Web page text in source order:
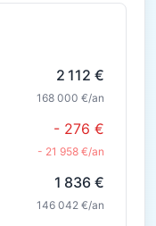
2 112 €
168 000 €/an
- 276 €
- 21 958 €/an
1 836 €
146 042 €/an